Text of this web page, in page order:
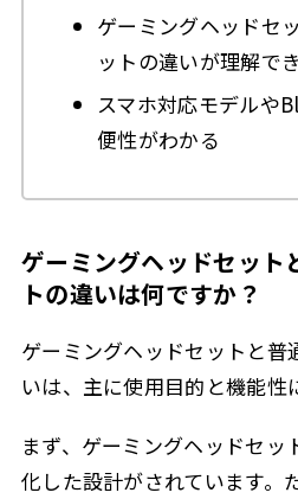
ゲーミングヘッドセ
ットの違いが理解で
スマホ対応モデルや
便性がわかる
ゲーミングヘッドセット
トの違いは何ですか？
ゲーミングヘッドセットと普
いは、主に使用目的と機能性
まず、ゲーミングヘッドセッ
化した設計がされています。